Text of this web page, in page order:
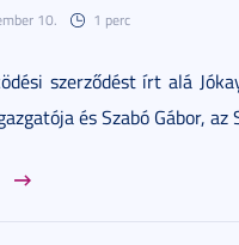
10. 1 perc
szerződést írt alá
és Szabó Gábor, az